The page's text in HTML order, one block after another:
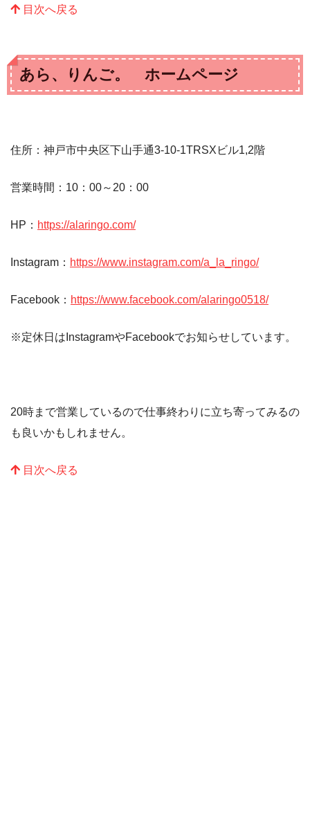
目次へ戻る
あら、りんご。 ホームページ
住所：神戸市中央区下山手通3-10-1TRSXビル1,2階
営業時間：10：00～20：00
HP： https://alaringo.com/
Instagram： https://www.instagram.com/a_la_ringo/
Facebook： https://www.facebook.com/alaringo0518/
※定休日はInstagramやFacebookでお知らせしています。
20時まで営業しているので仕事終わりに立ち寄ってみるの
も良いかもしれません。
目次へ戻る